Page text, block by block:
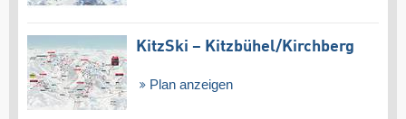
KitzSki – Kitzbühel/​Kirchberg
Plan anzeigen